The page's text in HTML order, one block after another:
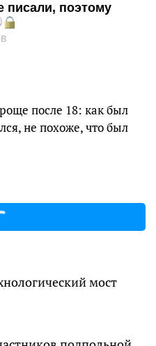
писали, поэтому
после 18: как был
не похоже, что был
мост